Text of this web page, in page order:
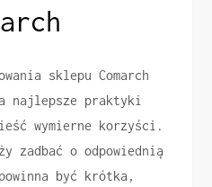
sklepu Comarch
najlepsze praktyki
wymierne korzyści.
zadbać o odpowiednią
być krótka,